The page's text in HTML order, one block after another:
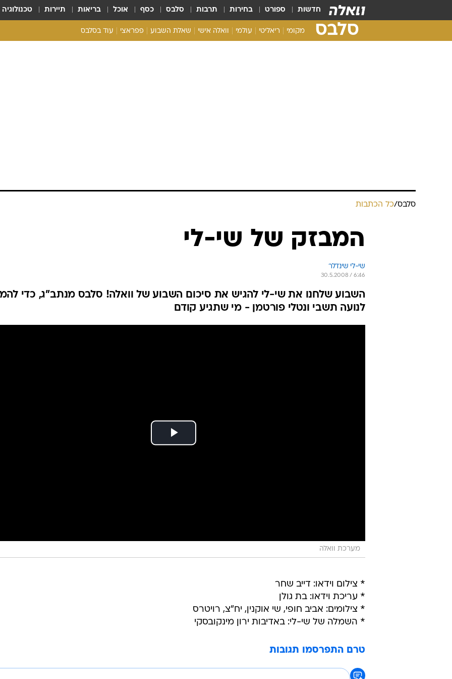
חדשות ספורט בחירות תרבות סלבס כסף אוכל בריאות תיירות טכנולוגיה
סלבס מקומי ריאליטי עולמי וואלה אישי שאלת השבוע פפראצי עוד בסלבס
סלבס/כל הכתבות
המבזק של שי-לי
שי-לי שינדלר
30.5.2008 / 6:46
השבוע שלחנו את שי-לי להגיש את סיכום השבוע של וואלה! סלבס מנתב"ג, כדי
לנועה תשבי ונטלי פורטמן - מי שתגיע קודם
מערכת וואלה
* צילום וידאו: דייב שחר
* עריכת וידאו: בת גולן
* צילומים: אביב חופי, שי אוקנין, יח"צ, רויטרס
* השמלה של שי-לי: באדיבות ירון מינקובסקי
טרם התפרסמו תגובות